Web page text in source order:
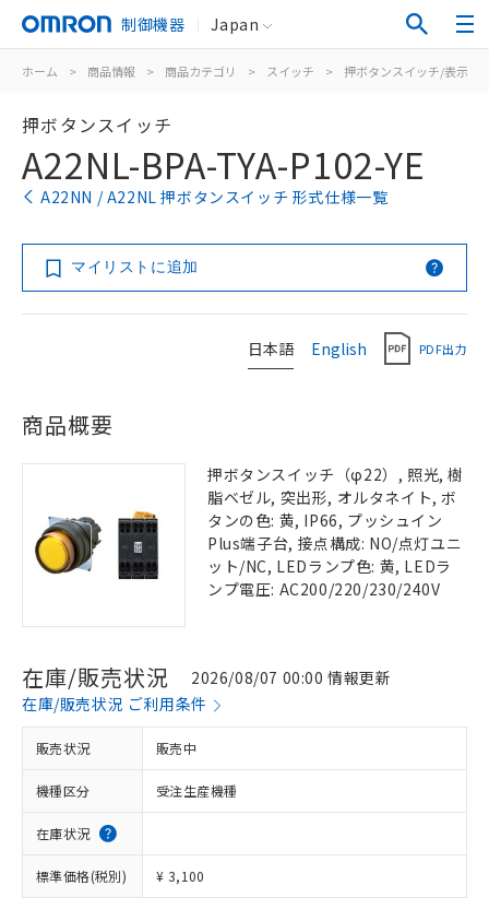
制御機器 Japan
ホーム > 商品情報 > 商品カテゴリ > スイッチ > 押ボタンスイッチ/表示灯
押ボタンスイッチ
A22NL-BPA-TYA-P102-YE
A22NN / A22NL 押ボタンスイッチ 形式仕様一覧
マイリストに追加
日本語 English PDF出力
商品概要
押ボタンスイッチ（φ22）, 照光, 樹
脂ベゼル, 突出形, オルタネイト, ボ
タンの色: 黄, IP66, プッシュイン
Plus端子台, 接点構成: NO/点灯ユニ
ット/NC, LEDランプ色: 黄, LEDラ
ンプ電圧: AC200/220/230/240V
在庫/販売状況
2026/08/07 00:00 情報更新
在庫/販売状況 ご利用条件
販売状況 販売中
機種区分 受注生産機種
在庫状況
標準価格(税別) ¥ 3,100